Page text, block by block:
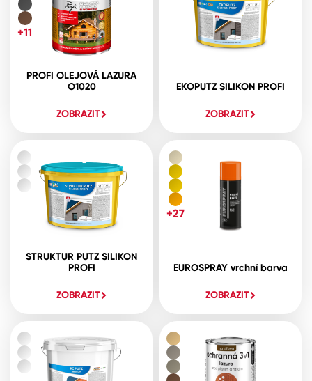
PROFI OLEJOVÁ LAZURA
O1020
ZOBRAZIT
+11
EKOPUTZ SILIKON PROFI
ZOBRAZIT
STRUKTUR PUTZ SILIKON
PROFI
ZOBRAZIT
EUROSPRAY vrchní barva
ZOBRAZIT
+27